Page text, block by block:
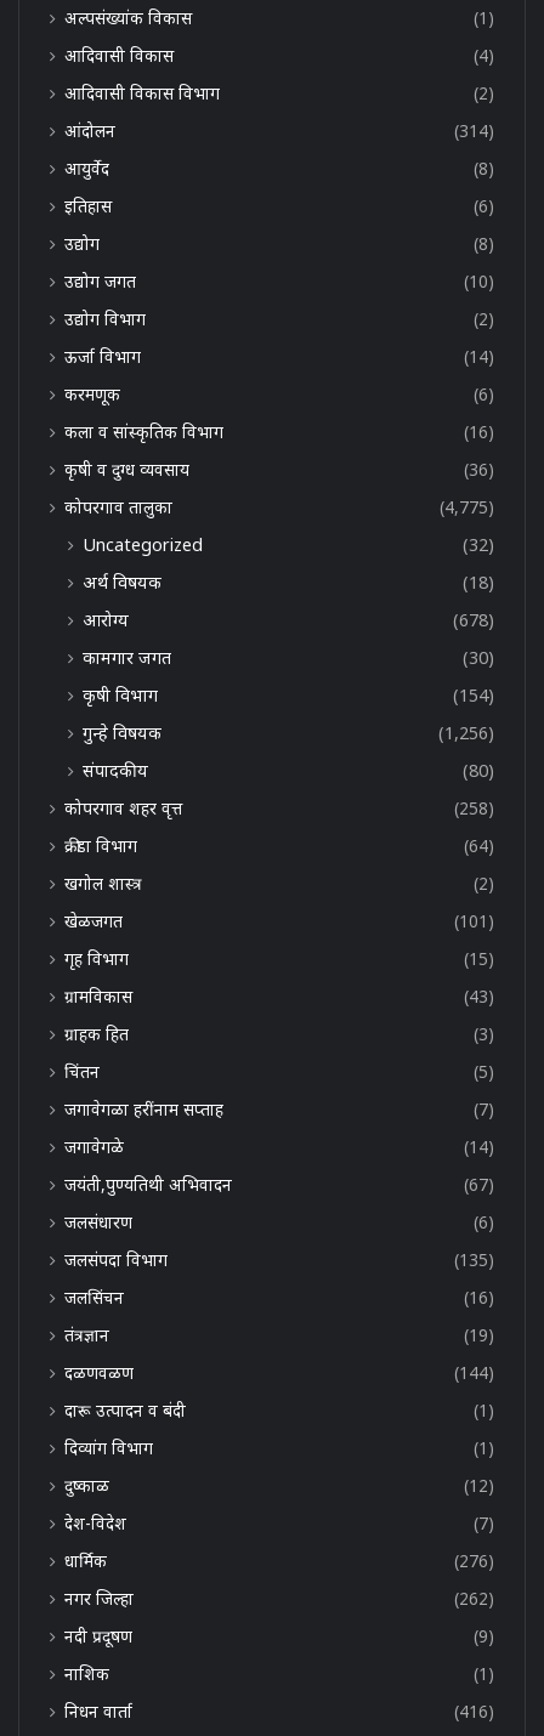
अल्पसंख्यांक विकास
(1)
आदिवासी विकास
(4)
आदिवासी विकास विभाग
(2)
आंदोलन
(314)
आयुर्वेद
(8)
इतिहास
(6)
उद्योग
(8)
उद्योग जगत
(10)
उद्योग विभाग
(2)
ऊर्जा विभाग
(14)
करमणूक
(6)
कला व सांस्कृतिक विभाग
(16)
कृषी व दुग्ध व्यवसाय
(36)
कोपरगाव तालुका
(4,775)
Uncategorized
(32)
अर्थ विषयक
(18)
आरोग्य
(678)
कामगार जगत
(30)
कृषी विभाग
(154)
गुन्हे विषयक
(1,256)
संपादकीय
(80)
कोपरगाव शहर वृत्त
(258)
क्रीडा विभाग
(64)
खगोल शास्त्र
(2)
खेळजगत
(101)
गृह विभाग
(15)
ग्रामविकास
(43)
ग्राहक हित
(3)
चिंतन
(5)
जगावेगळा हरींनाम सप्ताह
(7)
जगावेगळे
(14)
जयंती,पुण्यतिथी अभिवादन
(67)
जलसंधारण
(6)
जलसंपदा विभाग
(135)
जलसिंचन
(16)
तंत्रज्ञान
(19)
दळणवळण
(144)
दारू उत्पादन व बंदी
(1)
दिव्यांग विभाग
(1)
दुष्काळ
(12)
देश-विदेश
(7)
धार्मिक
(276)
नगर जिल्हा
(262)
नदी प्रदूषण
(9)
नाशिक
(1)
निधन वार्ता
(416)